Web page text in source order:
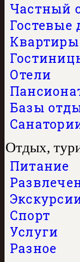
Частный
Гостевые
Квартиры
Отели
Базы
Отдых,
Питание
Спорт
Услуги
Разное